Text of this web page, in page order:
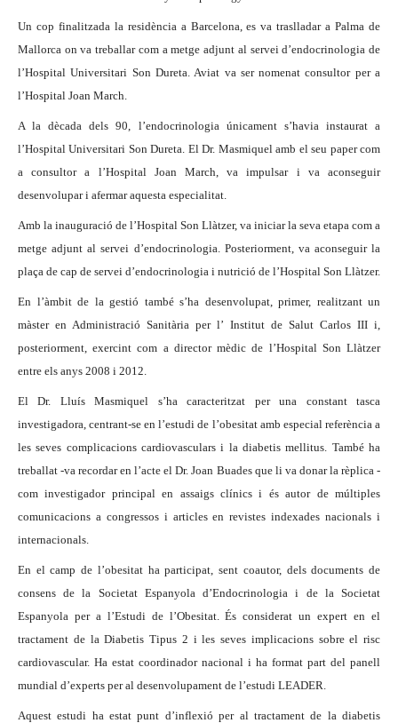
Un cop finalitzada la residència a Barcelona,es va traslladar a Palma de
Mallorca on va treballar com a metge adjunt al servei d’endocrinologia de
l’Hospital Universitari Son Dureta. Aviat va ser nomenat consultor per a
l’Hospital Joan March.
A la dècada dels 90, l’endocrinologia únicament s’havia instaurat a
l’Hospital Universitari Son Dureta. El Dr. Masmiquel amb el seu paper com
a consultor a l’Hospital Joan March, va impulsar i va aconseguir
desenvolupar i afermar aquesta especialitat.
Amb la inauguració de l’Hospital Son Llàtzer, va iniciar la seva etapa com a
metge adjunt al servei d’endocrinologia. Posteriorment, va aconseguir la
plaça de cap de servei d’endocrinologia i nutrició de l’Hospital Son Llàtzer.
En l’àmbit de la gestió també s’ha desenvolupat, primer, realitzant un
màster en Administració Sanitària per l’ Institut de Salut Carlos III i,
posteriorment, exercint com a director mèdic de l’Hospital Son Llàtzer
entre els anys 2008 i 2012.
El Dr. Lluís Masmiquel s’ha caracteritzat per una constant tasca
investigadora, centrant-se en l’estudi de l’obesitat amb especial referència a
les seves complicacions cardiovasculars i la diabetis mellitus. També ha
treballat -va recordar en l’acte el Dr. Joan Buades que li va donar la rèplica -
com investigador principal en assaigs clínics i és autor de múltiples
comunicacions a congressos i articles en revistes indexades nacionals i
internacionals.
En el camp de l’obesitat ha participat, sent coautor, dels documents de
consens de la Societat Espanyola d’Endocrinologia i de la Societat
Espanyola per a l’Estudi de l’Obesitat. És considerat un expert en el
tractament de la Diabetis Tipus 2 i les seves implicacions sobre el risc
cardiovascular. Ha estat coordinador nacional i ha format part del panell
mundial d’experts per al desenvolupament de l’estudi LEADER.
Aquest estudi ha estat punt d’inflexió per al tractament de la diabetis